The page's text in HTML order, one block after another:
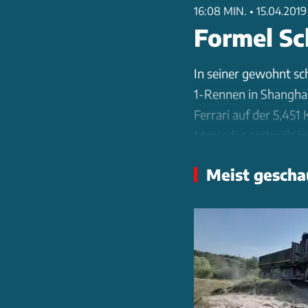
16:08 MIN. • 15.04.2019
Formel
In seiner gewohnt
1-Rennen in
Ferrari auf der 5,451
Mercedes erstmals
Besonderes
konnte. Schmidt
und zeigt auf, wo
Zudem beleuchtet er
erklärt, warum das
Meist